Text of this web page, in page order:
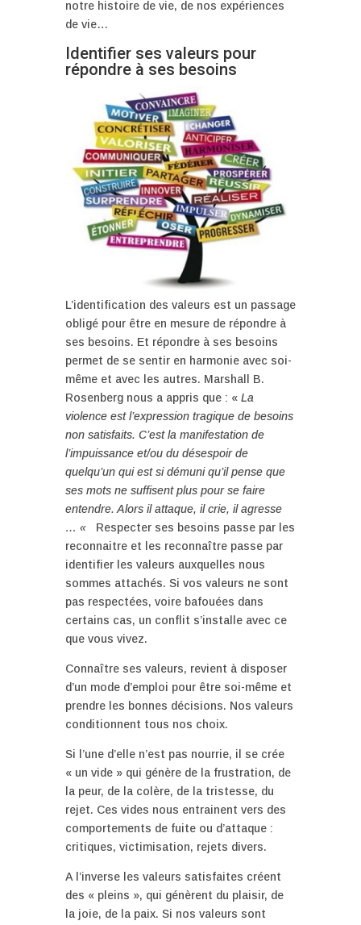
notre histoire de vie, de nos expériences
de vie…
Identifier ses valeurs pour
répondre à ses besoins
L’identification des valeurs est un passage
obligé pour être en mesure de répondre à
ses besoins. Et répondre à ses besoins
permet de se sentir en harmonie avec soi-
même et avec les autres. Marshall B.
Rosenberg nous a appris que : « La
violence est l’expression tragique de besoins
non satisfaits. C’est la manifestation de
l’impuissance et/ou du désespoir de
quelqu’un qui est si démuni qu’il pense que
ses mots ne suffisent plus pour se faire
entendre. Alors il attaque, il crie, il agresse
… «
Respecter ses besoins passe par les
reconnaitre et les reconnaître passe par
identifier les valeurs auxquelles nous
sommes attachés. Si vos valeurs ne sont
pas respectées, voire bafouées dans
certains cas, un conflit s’installe avec ce
que vous vivez.
Connaître ses valeurs, revient à disposer
d’un mode d’emploi pour être soi-même et
prendre les bonnes décisions. Nos valeurs
conditionnent tous nos choix.
Si l’une d’elle n’est pas nourrie, il se crée
« un vide » qui génère de la frustration, de
la peur, de la colère, de la tristesse, du
rejet. Ces vides nous entrainent vers des
comportements de fuite ou d’attaque :
critiques, victimisation, rejets divers.
A l’inverse les valeurs satisfaites créent
des « pleins », qui génèrent du plaisir, de
la joie, de la paix. Si nos valeurs sont